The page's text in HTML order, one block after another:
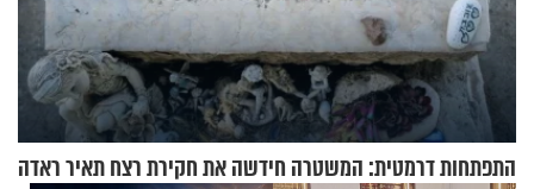
התפתחות דרמטית: המשטרה חידשה את חקירת רצח תאיר ראדה